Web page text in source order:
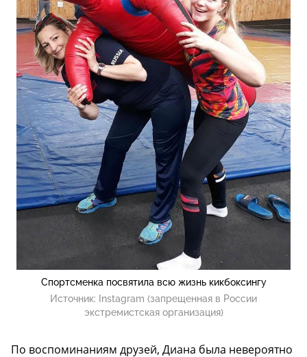
Спортсменка посвятила всю жизнь кикбоксингу
Источник:
Instagram (запрещенная в России
экстремистская организация)
По воспоминаниям друзей, Диана была невероятно